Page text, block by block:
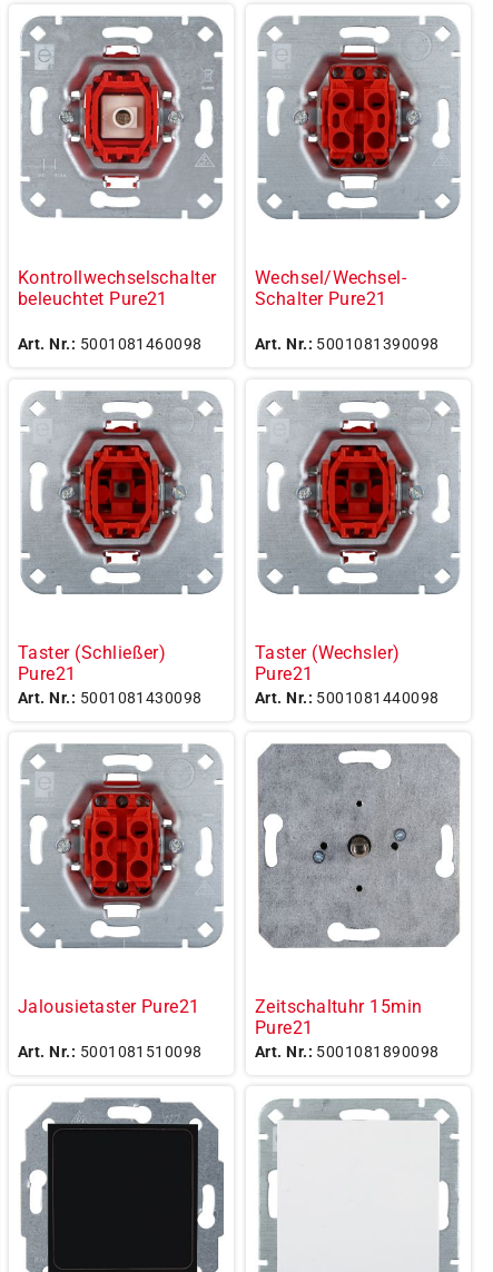
Kontrollwechselschalter
beleuchtet Pure21
Art. Nr.: 5001081460098
Wechsel/Wechsel-
Schalter Pure21
Art. Nr.: 5001081390098
Taster (Schließer)
Pure21
Art. Nr.: 5001081430098
Taster (Wechsler)
Pure21
Art. Nr.: 5001081440098
Jalousietaster Pure21
Art. Nr.: 5001081510098
Zeitschaltuhr 15min
Pure21
Art. Nr.: 5001081890098